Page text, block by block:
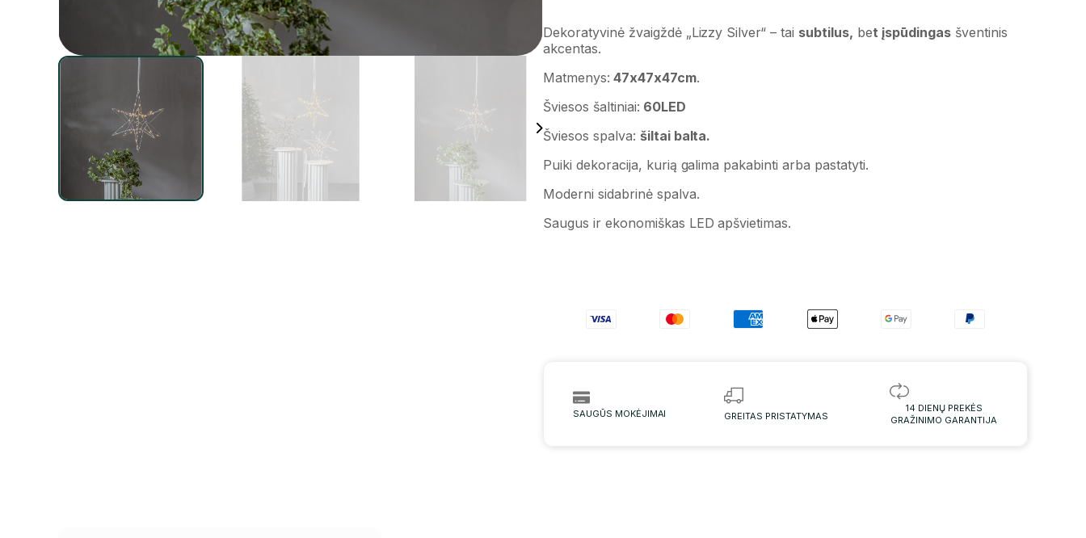
Dekoratyvinė žvaigždė „Lizzy Silver“ – tai subtilus, bet įspūdingasšventinis
akcentas.
Matmenys: 47x47x47cm.
Šviesos šaltiniai: 60LED
Šviesos spalva: šiltai balta.
Puiki dekoracija, kurią galima pakabinti arba pastatyti.
Moderni sidabrinė spalva.
Saugus ir ekonomiškas LED apšvietimas.
SAUGŪS MOKĖJIMAI GREITAS PRISTATYMAS
14 DIENŲ PREKĖS
GRAŽINIMO GARANTIJA